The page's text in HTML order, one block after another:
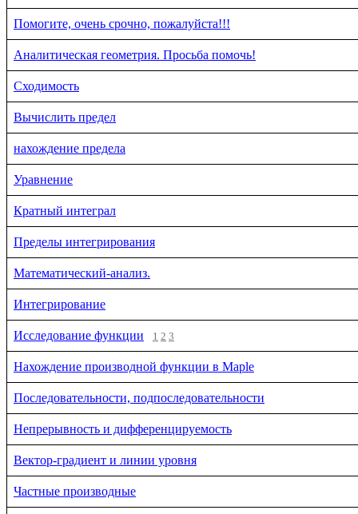
Помогите, очень срочно, пожалуйста!!!
Аналитическая геометрия. Просьба помочь!
Сходимость
Вычислить предел
нахождение предела
Уравнение
Кратный интеграл
Пределы интегрирования
Математический-анализ.
Интегрирование
Исследование функции 1 2 3
Нахождение производной функции в Maple
Последовательности, подпоследовательности
Непрерывность и дифференцируемость
Вектор-градиент и линии уровня
Частные производные